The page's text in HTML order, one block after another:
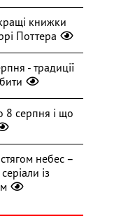
книжки
Поттера
- традиції
8 серпня і що
небес –
із